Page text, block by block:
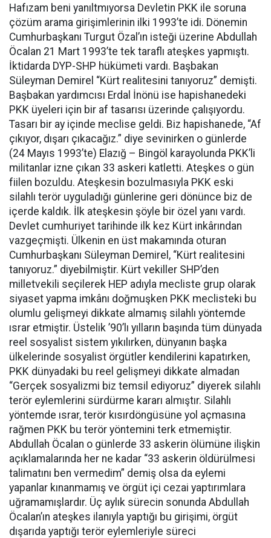
Hafızam beni yanıltmıyorsa Devletin PKK ile soruna
çözüm arama girişimlerinin ilki 1993’te idi. Dönemin
Cumhurbaşkanı Turgut Özal’ın isteği üzerine Abdullah
Öcalan 21 Mart 1993’te tek taraflı ateşkes yapmıştı.
İktidarda DYP-SHP hükümeti vardı. Başbakan
Süleyman Demirel “Kürt realitesini tanıyoruz” demişti.
Başbakan yardımcısı Erdal İnönü ise hapishanedeki
PKK üyeleri için bir af tasarısı üzerinde çalışıyordu.
Tasarı bir ay içinde meclise geldi. Biz hapishanede, “Af
çıkıyor, dışarı çıkacağız.” diye sevinirken o günlerde
(24 Mayıs 1993’te) Elazığ – Bingöl karayolunda PKK’li
militanlar izne çıkan 33 askeri katletti. Ateşkes o gün
fiilen bozuldu. Ateşkesin bozulmasıyla PKK eski
silahlı terör uyguladığı günlerine geri dönünce biz de
içerde kaldık. İlk ateşkesin şöyle bir özel yanı vardı.
Devlet cumhuriyet tarihinde ilk kez Kürt inkârından
vazgeçmişti. Ülkenin en üst makamında oturan
Cumhurbaşkanı Süleyman Demirel, “Kürt realitesini
tanıyoruz.” diyebilmiştir. Kürt vekiller SHP’den
milletvekili seçilerek HEP adıyla mecliste grup olarak
siyaset yapma imkânı doğmuşken PKK meclisteki bu
olumlu gelişmeyi dikkate almamış silahlı yöntemde
ısrar etmiştir. Üstelik ’90’lı yılların başında tüm dünyada
reel sosyalist sistem yıkılırken, dünyanın başka
ülkelerinde sosyalist örgütler kendilerini kapatırken,
PKK dünyadaki bu reel gelişmeyi dikkate almadan
“Gerçek sosyalizmi biz temsil ediyoruz” diyerek silahlı
terör eylemlerini sürdürme kararı almıştır. Silahlı
yöntemde ısrar, terör kısırdöngüsüne yol açmasına
rağmen PKK bu terör yöntemini terk etmemiştir.
Abdullah Öcalan o günlerde 33 askerin ölümüne ilişkin
açıklamalarında her ne kadar “33 askerin öldürülmesi
talimatını ben vermedim” demiş olsa da eylemi
yapanlar kınanmamış ve örgüt içi cezai yaptırımlara
uğramamışlardır. Üç aylık sürecin sonunda Abdullah
Öcalan’ın ateşkes ilanıyla yaptığı bu girişimi, örgüt
dışarıda yaptığı terör eylemleriyle süreci